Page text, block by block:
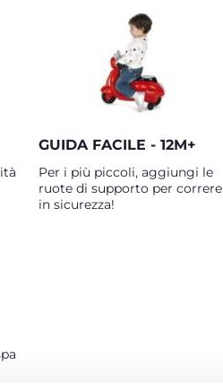
GUIDA FACILE - 12M+
Per i più piccoli, aggiungi le
ruote di supporto per correre
in sicurezza!